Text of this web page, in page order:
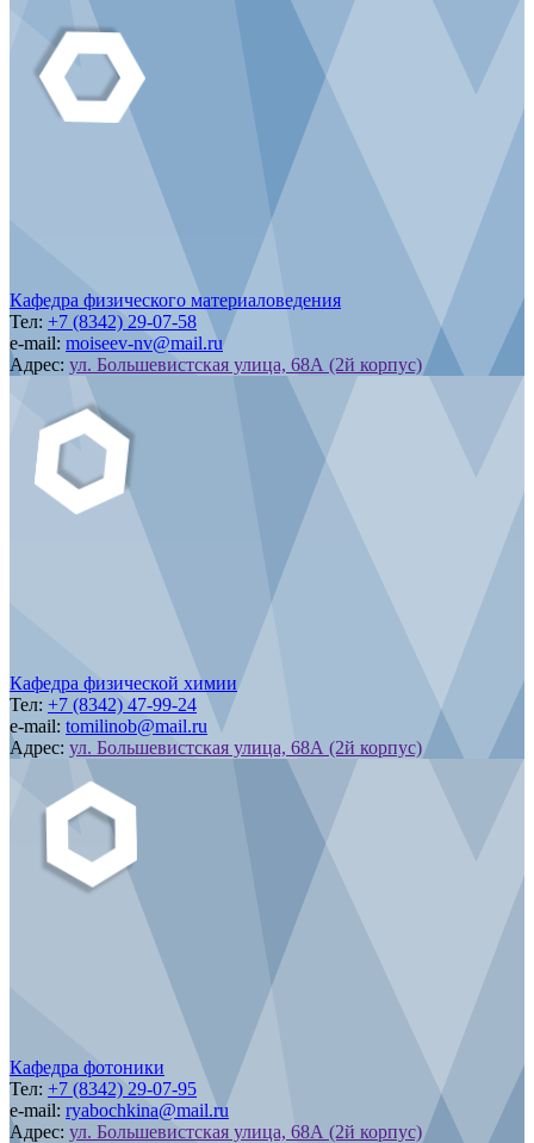
Кафедра физического материаловедения
Тел: +7 (8342) 29-07-58
e-mail: moiseev-nv@mail.ru
Адрес: ул. Большевистская улица, 68А (2й корпус)
Кафедра физической химии
Тел: +7 (8342) 47-99-24
e-mail: tomilinob@mail.ru
Адрес: ул. Большевистская улица, 68А (2й корпус)
Кафедра фотоники
Тел: +7 (8342) 29-07-95
e-mail: ryabochkina@mail.ru
Адрес: ул. Большевистская улица, 68А (2й корпус)